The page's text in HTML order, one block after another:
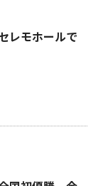
レモホールで